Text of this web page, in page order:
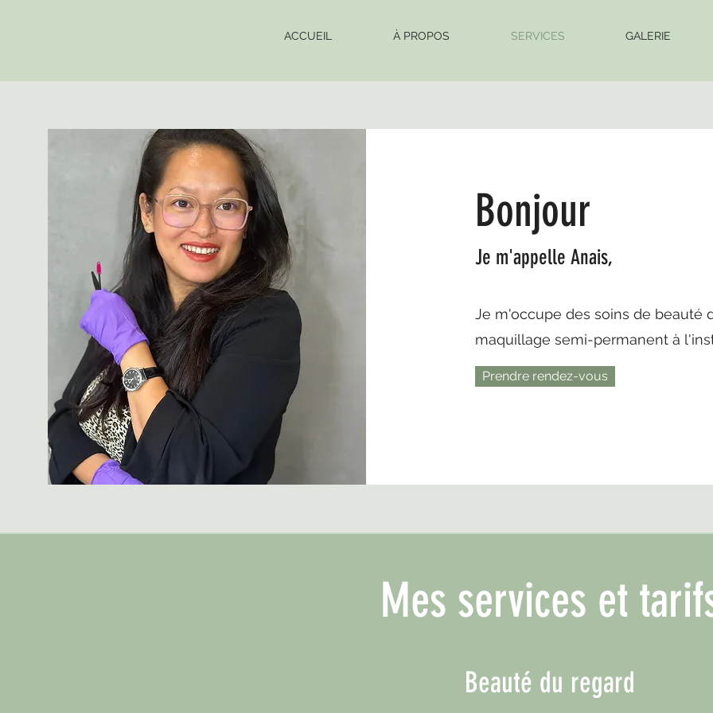
ACCUEIL À PROPOS SERVICES GALERIE
Bonjour
Je m'appelle Anais,
Je m'occupe des soins de beauté
maquillage semi-permanent à
Prendre rendez-vous
Mes services et
Beauté du regard